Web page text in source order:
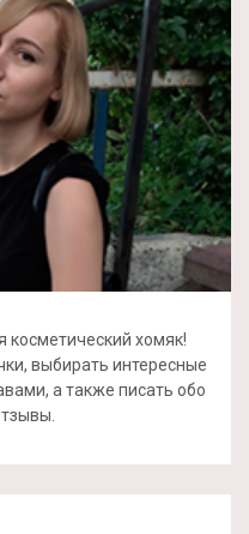
косметический хомяк!
выбирать интересные
а также писать обо